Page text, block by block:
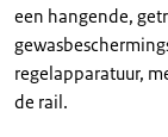
een hangende,
regelapparatuur,
de rail.